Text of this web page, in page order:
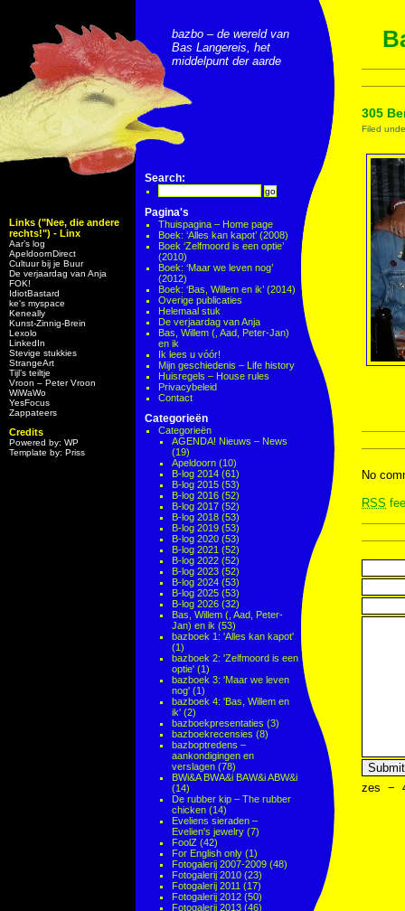
Links ("Nee, die andere
rechts!") - Linx
Aar’s log
ApeldoornDirect
Cultuur bij je Buur
De verjaardag van Anja
FOK!
IdiotBastard
ke's myspace
Keneally
Kunst-Zinnig-Brein
Lexolo
LinkedIn
Stevige stukkies
StrangeArt
Tijl’s teiltje
Vroon – Peter Vroon
WiWaWo
YesFocus
Zappateers
Credits
Powered by: WP
Template by: Priss
bazbo – de wereld van
Bas Langereis, het
middelpunt der aarde
Search:
Pagina's
Thuispagina – Home page
Boek: ‘Alles kan kapot’ (2008)
Boek ‘Zelfmoord is een optie’
(2010)
Boek: ‘Maar we leven nog’
(2012)
Boek: ‘Bas, Willem en ik’ (2014)
Overige publicaties
Helemaal stuk
De verjaardag van Anja
Bas, Willem (, Aad, Peter-Jan)
en ik
Ik lees u vóór!
Mijn geschiedenis – Life history
Huisregels – House rules
Privacybeleid
Contact
Categorieën
Categorieën
AGENDA! Nieuws – News
(19)
Apeldoorn (10)
B-log 2014 (61)
B-log 2015 (53)
B-log 2016 (52)
B-log 2017 (52)
B-log 2018 (53)
B-log 2019 (53)
B-log 2020 (53)
B-log 2021 (52)
B-log 2022 (52)
B-log 2023 (52)
B-log 2024 (53)
B-log 2025 (53)
B-log 2026 (32)
Bas, Willem (, Aad, Peter-
Jan) en ik (53)
bazboek 1: 'Alles kan kapot'
(1)
bazboek 2: 'Zelfmoord is een
optie' (1)
bazboek 3: 'Maar we leven
nog' (1)
bazboek 4: 'Bas, Willem en
ik' (2)
bazboekpresentaties (3)
bazboekrecensies (8)
bazboptredens –
aankondigingen en
verslagen (78)
BWi&A BWA&i BAW&i ABW&i
(14)
De rubber kip – The rubber
chicken (14)
Eveliens sieraden –
Evelien's jewelry (7)
FoolZ (42)
For English only (1)
Fotogalerij 2007-2009 (48)
Fotogalerij 2010 (23)
Fotogalerij 2011 (17)
Fotogalerij 2012 (50)
Fotogalerij 2013 (46)
305
Filed
No
RSS
zes −